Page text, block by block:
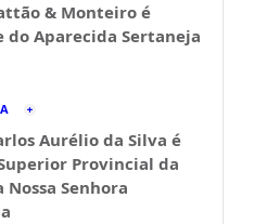
& Monteiro é
do Aparecida Sertaneja
Aurélio da Silva é
Provincial da
Nossa Senhora